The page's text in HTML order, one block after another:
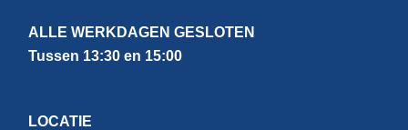
ALLE WERKDAGEN GESLOTEN
Tussen 13:30 en 15:00
LOCATIE